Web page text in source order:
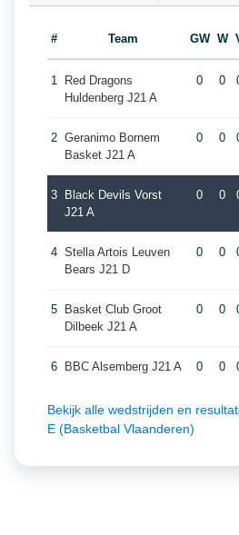
# Team GW W
1
Red Dragons
Huldenberg J21 A
0 0
2 Geranimo Bornem
Basket J21 A
0 0
3
Black Devils Vorst
J21 A
0 0
4 Stella Artois Leuven
Bears J21 D
0 0
5
Basket Club Groot
Dilbeek J21 A
0 0
6 BBC Alsemberg J21 A 0 0
Bekijk alle wedstrijden en
E (Basketbal Vlaanderen)